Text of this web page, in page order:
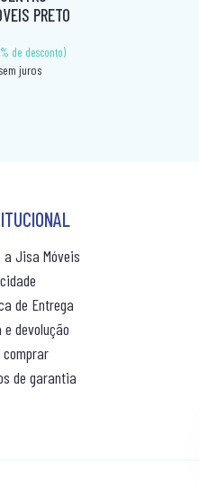
PRETO
(10%
a Jisa Móveis
de Entrega
e devolução
comprar
de garantia